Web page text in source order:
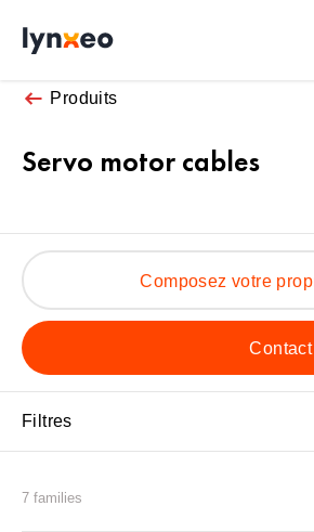
Produits
Servo motor cables
Composez votre
Contact
Filtres
7 families